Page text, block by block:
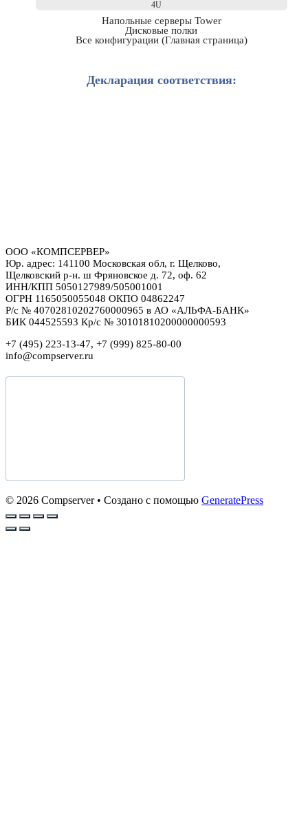
4U
Напольные серверы Tower
Дисковые полки
Все конфигурации (Главная страница)
Декларация соответствия:
ООО «КОМПСЕРВЕР»
Юр. адрес: 141100 Московская обл, г. Щелково,
Щелковский р-н. ш Фряновское д. 72, оф. 62
ИНН/КПП 5050127989/505001001
ОГРН 1165050055048 ОКПО 04862247
Р/с № 40702810202760000965 в АО «АЛЬФА-БАНК»
БИК 044525593 Кр/с № 30101810200000000593
+7 (495) 223-13-47, +7 (999) 825-80-00
info@compserver.ru
© 2026 Compserver• Создано с помощью GeneratePress